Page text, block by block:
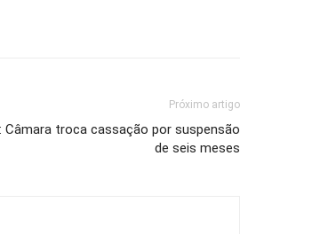
Próximo artigo
Câmara troca cassação por suspensão
de seis meses